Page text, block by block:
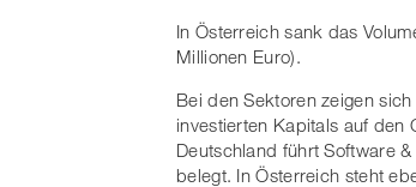
In Österreich sank das
Millionen Euro).
Bei den Sektoren zeigen
investierten Kapitals auf den
Deutschland führt Software
belegt. In Österreich steht